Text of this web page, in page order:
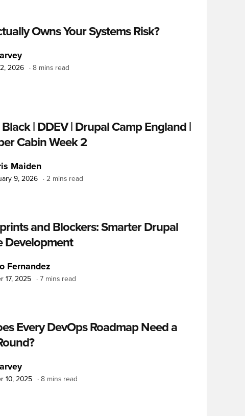
Owns Your Systems Risk?
2026 8 mins read
| DDEV | Drupal Camp England |
Cabin Week 2
Maiden
9, 2026 2 mins read
and Blockers: Smarter Drupal
Development
Fernandez
17, 2025 7 mins read
Every DevOps Roadmap Need a
10, 2025 8 mins read